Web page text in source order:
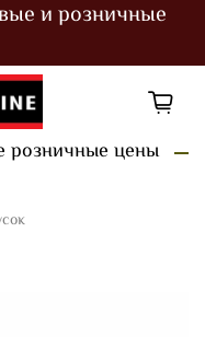
и розничные
розничные цены